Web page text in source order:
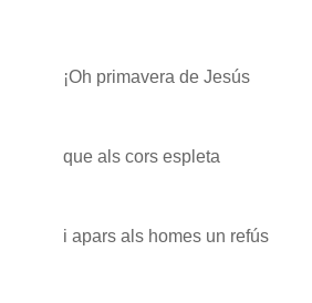
¡Oh primavera de Jesús
que als cors espleta
i apars als homes un refús